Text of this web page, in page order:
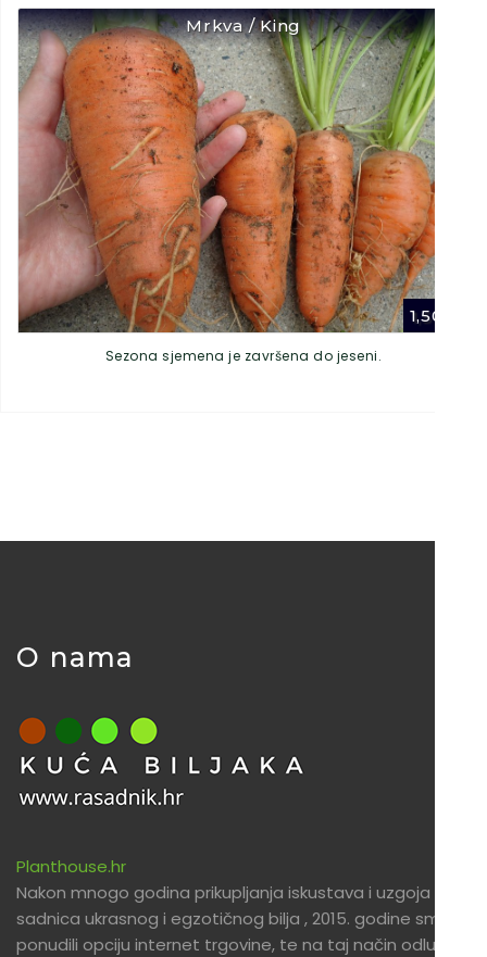
Mrkva / King
1,50
Sezona sjemena je završena do jeseni.
O nama
Planthouse.hr
Nakon mnogo godina prikupljanja iskustava i uzgoja
sadnica ukrasnog i egzotičnog bilja , 2015. godine smo
ponudili opciju internet trgovine, te na taj način odlučili